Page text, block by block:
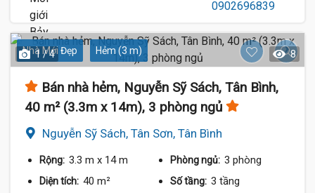
Nhà Mới Đẹp Hẻm (3 m)
1 / 4 8
Bán nhà hẻm, Nguyễn Sỹ Sách, Tân Bình,
40 m² (3.3m x 14m), 3 phòng ngủ
Nguyễn Sỹ Sách, Tân Sơn, Tân Bình
Rộng: 3.3 m x 14 m Phòng ngủ: 3 phòng
Diện tích: 40 m² Số tầng: 3 tầng